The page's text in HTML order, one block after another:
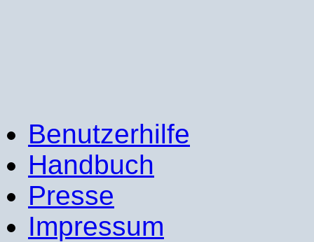
Benutzerhilfe
Handbuch
Presse
Impressum